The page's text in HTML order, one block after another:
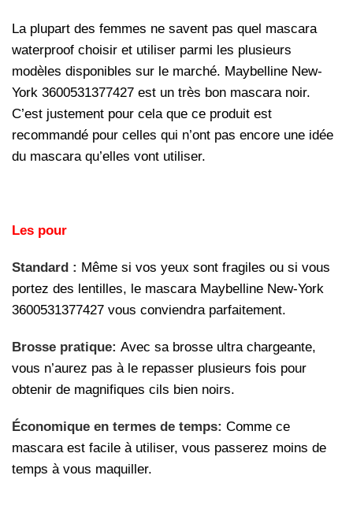
La plupart des femmes ne savent pas quel mascara
waterproof choisir et utiliser parmi les plusieurs
modèles disponibles sur le marché. Maybelline New-
York 3600531377427 est un très bon mascara noir.
C’est justement pour cela que ce produit est
recommandé pour celles qui n’ont pas encore une idée
du mascara qu’elles vont utiliser.
Les pour
Standard : Même si vos yeux sont fragiles ou si vous
portez des lentilles, le mascara Maybelline New-York
3600531377427 vous conviendra parfaitement.
Brosse pratique: Avec sa brosse ultra chargeante,
vous n’aurez pas à le repasser plusieurs fois pour
obtenir de magnifiques cils bien noirs.
Économique en termes de temps: Comme ce
mascara est facile à utiliser, vous passerez moins de
temps à vous maquiller.